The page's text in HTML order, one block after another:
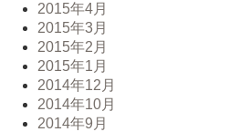
2015年4月
2015年3月
2015年2月
2015年1月
2014年12月
2014年10月
2014年9月